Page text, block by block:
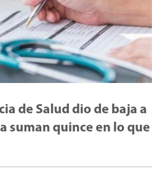
de Salud dio de baja a
suman quince en lo que